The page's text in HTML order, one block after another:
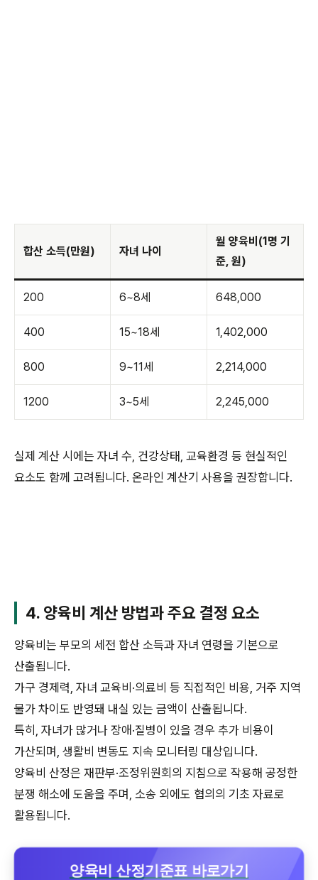
합산 소득(만원) 자녀 나이
월 양육비(1명 기
준, 원)
200 6~8세 648,000
400 15~18세 1,402,000
800 9~11세 2,214,000
1200 3~5세 2,245,000
실제 계산 시에는 자녀 수, 건강상태, 교육환경 등 현실적인
요소도 함께 고려됩니다. 온라인 계산기 사용을 권장합니다.
4. 양육비 계산 방법과 주요 결정 요소
양육비는 부모의 세전 합산 소득과 자녀 연령을 기본으로
산출됩니다.
가구 경제력, 자녀 교육비·의료비 등 직접적인 비용, 거주 지역
물가 차이도 반영돼 내실 있는 금액이 산출됩니다.
특히, 자녀가 많거나 장애·질병이 있을 경우 추가 비용이
가산되며, 생활비 변동도 지속 모니터링 대상입니다.
양육비 산정은 재판부·조정위원회의 지침으로 작용해 공정한
분쟁 해소에 도움을 주며, 소송 외에도 협의의 기초 자료로
활용됩니다.
양육비 산정기준표 바로가기